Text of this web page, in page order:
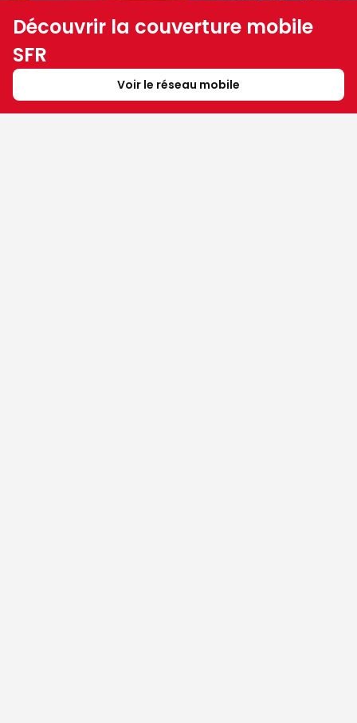
Découvrir la couverture mobile
SFR
Voir le réseau mobile